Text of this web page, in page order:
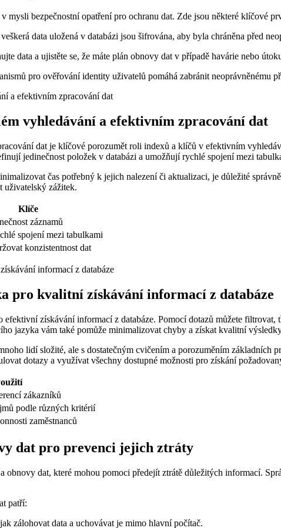
mysli bezpečnostní opatření pro ochranu dat. Zde jsou některé klíčové
data uložená v databázi jsou šifrována, aby byla chráněna před
data a ujistěte se, že máte plán obnovy dat v případě havárie nebo
pro ověřování identity uživatelů pomáhá zabránit neoprávněnému
vyhledávání a efektivním zpracování dat
dat je klíčové porozumět roli indexů a klíčů v efektivním
jedinečnost položek v databázi a umožňují rychlé spojení mezi
čas potřebný k jejich nalezení či aktualizaci, je důležité
uživatelský zážitek.
Klíče
záznamů
spojení mezi tabulkami
konzistentnost dat
pro kvalitní získávání informací z databáze
získávání informací z databáze. Pomocí dotazů můžete
jazyka vám také pomůže minimalizovat chyby a získat kvalitní
lidí složité, ale s dostatečným cvičením a porozuměním základních
dotazy a využívat všechny dostupné možnosti pro získání
zákazníků
podle různých kritérií
zaměstnanců
dat pro prevenci jejich ztráty
obnovy dat, které mohou pomoci předejít ztrátě důležitých informací.
patří:
zálohovat data a uchovávat je mimo hlavní počítač.